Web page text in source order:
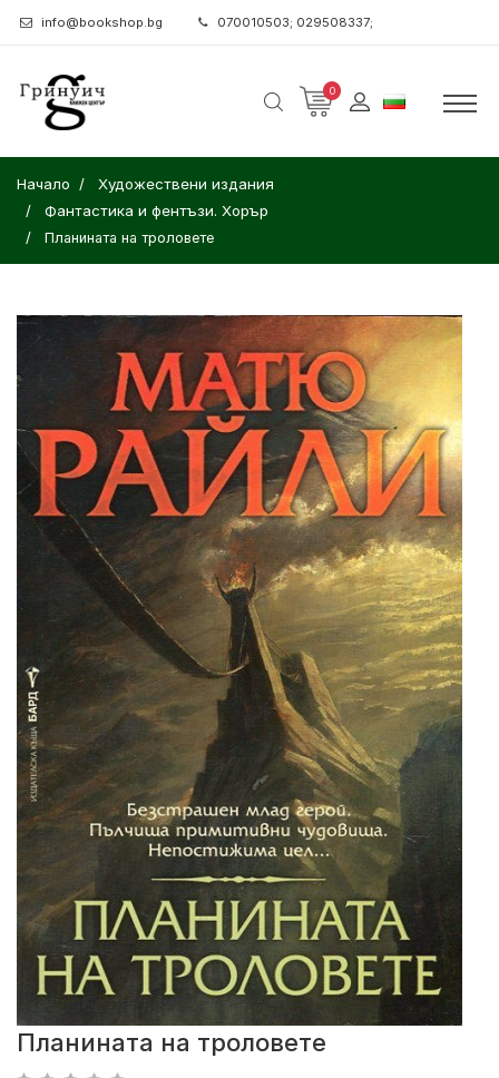
info@bookshop.bg 070010503; 029508337;
0
Начало
Художествени издания
Фантастика и фентъзи. Хорър
Планината на троловете
Планината на троловете